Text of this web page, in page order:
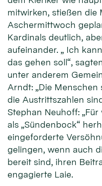
mitwirken, stießen die
Aschermittwoch
Kardinals deutlich,
aufeinander. „ Ich
das gehen soll“,
unter anderem
Arndt: „Die
die Austrittszahlen
Stephan Neuhoff:
als „Sündenbock“
eingeforderte
gelingen, wenn auch
bereit sind, ihren
engagierte Laie.